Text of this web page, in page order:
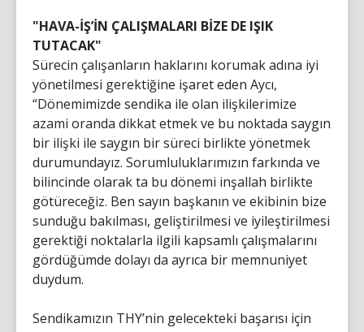
"HAVA-İŞ’İN ÇALIŞMALARI BİZE DE IŞIK
TUTACAK"
Sürecin çalışanların haklarını korumak adına iyi
yönetilmesi gerektiğine işaret eden Aycı,
“Dönemimizde sendika ile olan ilişkilerimize
azami oranda dikkat etmek ve bu noktada saygın
bir ilişki ile saygın bir süreci birlikte yönetmek
durumundayız. Sorumluluklarımızın farkında ve
bilincinde olarak ta bu dönemi inşallah birlikte
götüreceğiz. Ben sayın başkanın ve ekibinin bize
sunduğu bakılması, geliştirilmesi ve iyileştirilmesi
gerektiği noktalarla ilgili kapsamlı çalışmalarını
gördüğümde dolayı da ayrıca bir memnuniyet
duydum.
Sendikamızın THY’nin gelecekteki başarısı için